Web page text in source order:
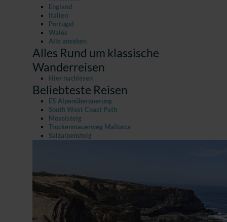
England
Italien
Portugal
Wales
Alle ansehen
Alles Rund um klassische
Wanderreisen
Hier nachlesen
Beliebteste Reisen
E5 Alpenüberquerung
South West Coast Path
Moselsteig
Trockenmauerweg Mallorca
Salzalpensteig